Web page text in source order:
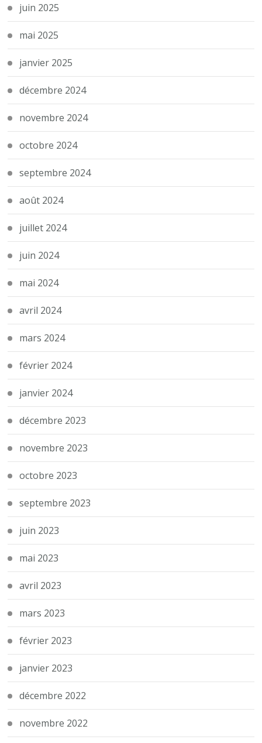
juin 2025
mai 2025
janvier 2025
décembre 2024
novembre 2024
octobre 2024
septembre 2024
août 2024
juillet 2024
juin 2024
mai 2024
avril 2024
mars 2024
février 2024
janvier 2024
décembre 2023
novembre 2023
octobre 2023
septembre 2023
juin 2023
mai 2023
avril 2023
mars 2023
février 2023
janvier 2023
décembre 2022
novembre 2022